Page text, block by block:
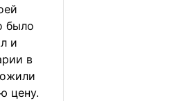
было
и
в
цену.